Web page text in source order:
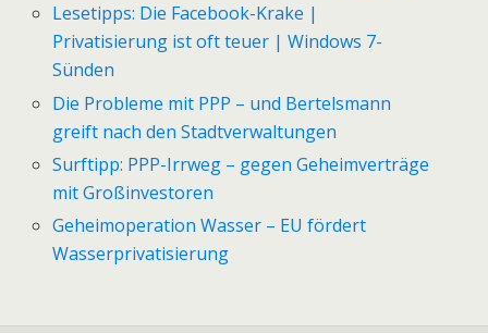
Lesetipps: Die Facebook-Krake |
Privatisierung ist oft teuer | Windows 7-
Sünden
Die Probleme mit PPP – und Bertelsmann
greift nach den Stadtverwaltungen
Surftipp: PPP-Irrweg – gegen Geheimverträge
mit Großinvestoren
Geheimoperation Wasser – EU fördert
Wasserprivatisierung